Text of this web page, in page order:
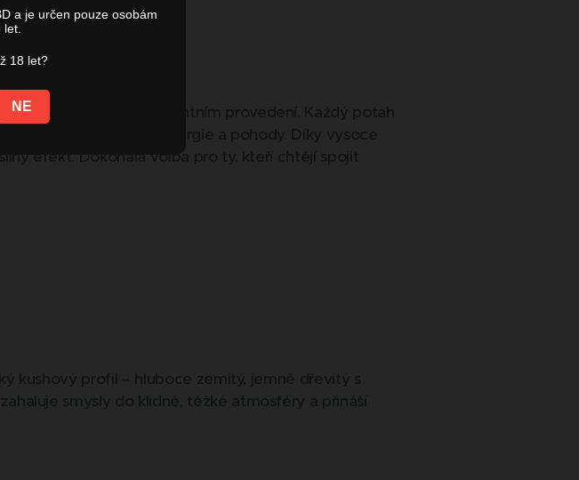
a je určen pouze osobám
18 let?
NE
v moderním a elegantním provedení. Každý potah
smysly do světa energie a pohody. Díky vysoce
efekt. Dokonalá volba pro ty, kteří chtějí spojit
kushový profil – hluboce zemitý, jemně dřevitý s
smysly do klidné, těžké atmosféry a přináší